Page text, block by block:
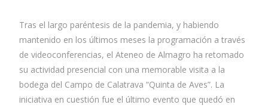
Tras el largo paréntesis de la pandemia, y habiendo
mantenido en los últimos meses la programación a través
de videoconferencias, el Ateneo de Almagro ha retomado
su actividad presencial con una memorable visita a la
bodega del Campo de Calatrava “Quinta de Aves”. La
iniciativa en cuestión fue el último evento que quedó en